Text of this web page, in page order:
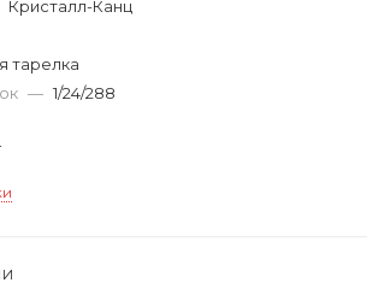
Кристалл-Канц
тарелка
— 1/24/288